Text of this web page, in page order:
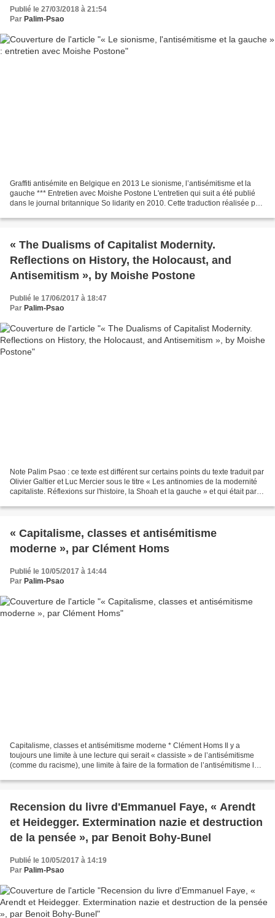
Publié le 27/03/2018 à 21:54
Par Palim-Psao
Graffiti antisémite en Belgique en 2013 Le sionisme, l’antisémitisme et la
gauche *** Entretien avec Moishe Postone L'entretien qui suit a été publié
dans le journal britannique So lidarity en 2010. Cette traduction réalisée par
« The Dualisms of Capitalist Modernity.
Reflections on History, the Holocaust, and
Antisemitism », by Moishe Postone
Publié le 17/06/2017 à 18:47
Par Palim-Psao
Note Palim Psao : ce texte est différent sur certains points du texte traduit par
Olivier Galtier et Luc Mercier sous le titre « Les antinomies de la modernité
capitaliste. Réflexions sur l'histoire, la Shoah et la gauche » et qui était paru
« Capitalisme, classes et antisémitisme
moderne », par Clément Homs
Publié le 10/05/2017 à 14:44
Par Palim-Psao
Capitalisme, classes et antisémitisme moderne * Clément Homs Il y a
toujours une limite à une lecture qui serait « classiste » de l’antisémitisme
(comme du racisme), une limite à faire de la formation de l’antisémitisme le
Recension du livre d'Emmanuel Faye, « Arendt
et Heidegger. Extermination nazie et destruction
de la pensée », par Benoit Bohy-Bunel
Publié le 10/05/2017 à 14:19
Par Palim-Psao